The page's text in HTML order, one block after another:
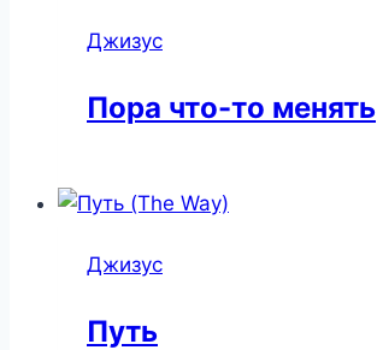
Джизус
Пора что-то менять
Джизус
Путь